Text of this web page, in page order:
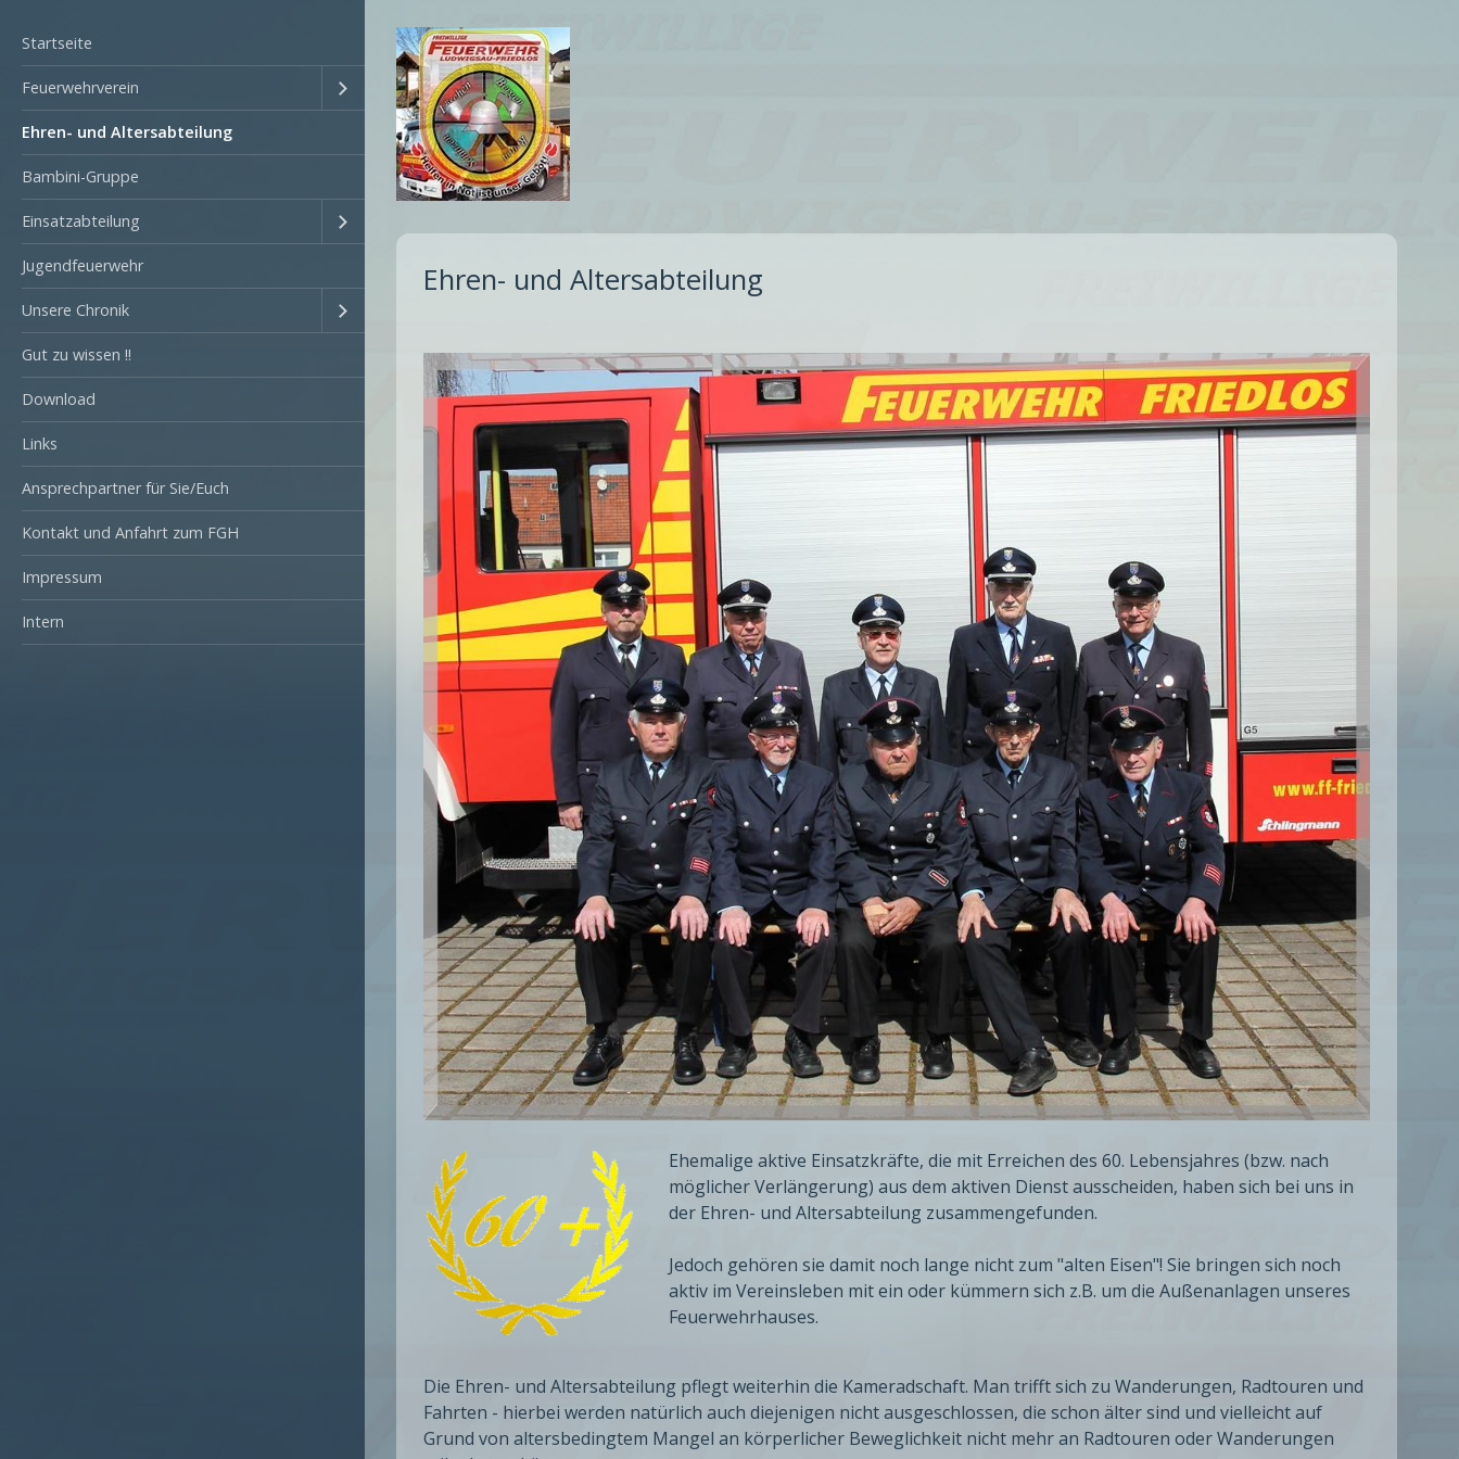
Startseite
Feuerwehrverein
Ehren- und Altersabteilung
Bambini-Gruppe
Einsatzabteilung
Jugendfeuerwehr
Unsere Chronik
Gut zu wissen !!
Download
Links
Ansprechpartner für Sie/Euch
Kontakt und Anfahrt zum FGH
Impressum
Intern
Ehren- und Altersabteilung
i
l
d
n
L
t
b
o
Ehemalige aktive Einsatzkräfte, die mit Erreichen des 60. Lebensjahres (bzw. nach
möglicher Verlängerung) aus dem aktiven Dienst ausscheiden, haben sich bei uns in
der Ehren- und Altersabteilung zusammengefunden.
Jedoch gehören sie damit noch lange nicht zum "alten Eisen"! Sie bringen sich noch
aktiv im Vereinsleben mit ein oder kümmern sich z.B. um die Außenanlagen unseres
Feuerwehrhauses.
Die Ehren- und Altersabteilung pflegt weiterhin die Kameradschaft. Man trifft sich zu Wanderungen, Radtouren und
Fahrten - hierbei werden natürlich auch diejenigen nicht ausgeschlossen, die schon älter sind und vielleicht auf
Grund von altersbedingtem Mangel an körperlicher Beweglichkeit nicht mehr an Radtouren oder Wanderungen